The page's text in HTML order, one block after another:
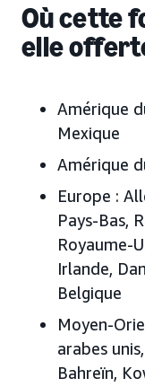
Où cette
elle
Amérique
Mexique
Amérique
Europe :
Pays-Bas,
Royaume-
Irlande,
Belgique
Moyen-
arabes unis
Bahreïn,